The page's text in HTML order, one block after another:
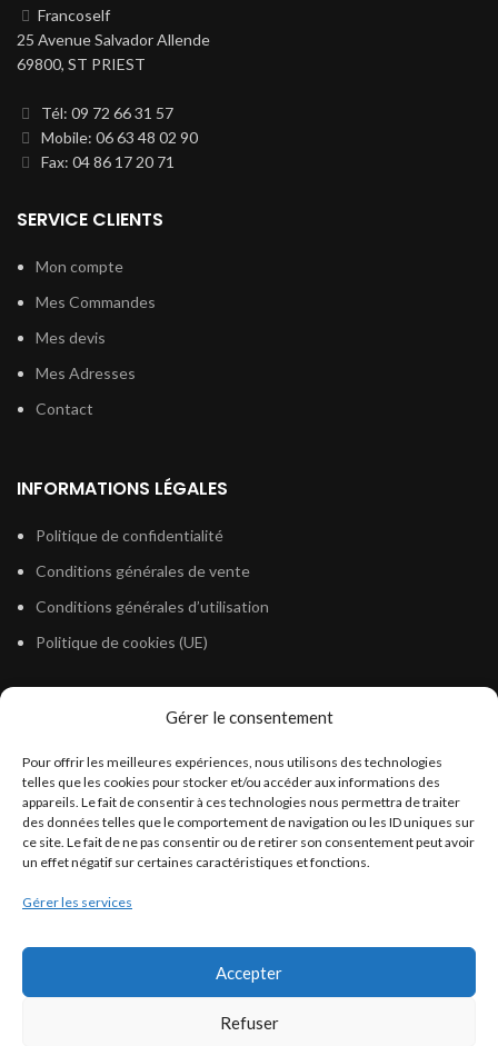
Gérer le consentement
Pour offrir les meilleures expériences, nous utilisons des technologies
telles que les cookies pour stocker et/ou accéder aux informations des
appareils. Le fait de consentir à ces technologies nous permettra de traiter
des données telles que le comportement de navigation ou les ID uniques sur
ce site. Le fait de ne pas consentir ou de retirer son consentement peut avoir
un effet négatif sur certaines caractéristiques et fonctions.
Gérer les services
Accepter
Refuser
Francoself
25 Avenue Salvador Allende
69800, ST PRIEST
Tél: 09 72 66 31 57
Mobile: 06 63 48 02 90
Fax: 04 86 17 20 71
SERVICE CLIENTS
Mon compte
Mes Commandes
Mes devis
Mes Adresses
Contact
INFORMATIONS LÉGALES
Politique de confidentialité
Conditions générales de vente
Conditions générales d’utilisation
Politique de cookies (UE)
Législation Gasoil Fioul GNR
Législation Essence
Législation Adblue
Législation Eau
Législation Lubrifiant
Législation Phytosanitaire